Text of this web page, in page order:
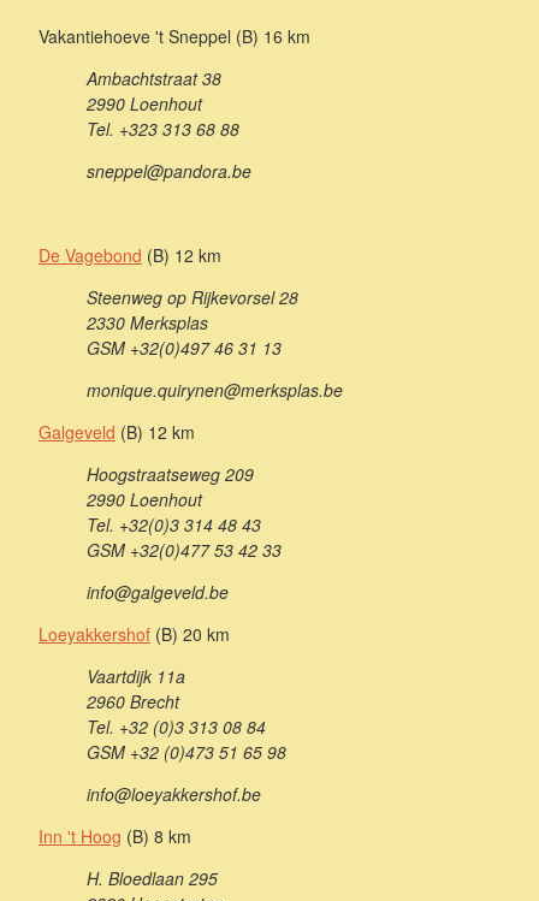
Vakantiehoeve 't Sneppel (B) 16 km
Ambachtstraat 38
2990 Loenhout
Tel. +323 313 68 88
sneppel@pandora.be
De Vagebond (B) 12 km
Steenweg op Rijkevorsel 28
2330 Merksplas
GSM +32(0)497 46 31 13
monique.quirynen@merksplas.be
Galgeveld (B) 12 km
Hoogstraatseweg 209
2990 Loenhout
Tel. +32(0)3 314 48 43
GSM +32(0)477 53 42 33
info@galgeveld.be
Loeyakkershof (B) 20 km
Vaartdijk 11a
2960 Brecht
Tel. +32 (0)3 313 08 84
GSM +32 (0)473 51 65 98
info@loeyakkershof.be
Inn 't Hoog (B) 8 km
H. Bloedlaan 295